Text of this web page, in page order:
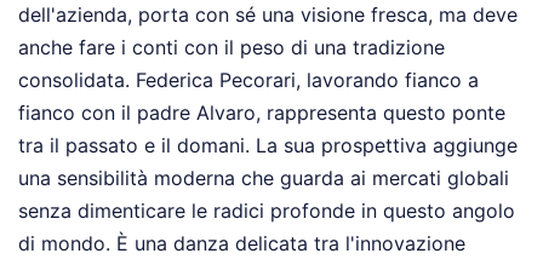
dell'azienda, porta con sé una visione fresca, ma deve
anche fare i conti con il peso di una tradizione
consolidata. Federica Pecorari, lavorando fianco a
fianco con il padre Alvaro, rappresenta questo ponte
tra il passato e il domani. La sua prospettiva aggiunge
una sensibilità moderna che guarda ai mercati globali
senza dimenticare le radici profonde in questo angolo
di mondo. È una danza delicata tra l'innovazione